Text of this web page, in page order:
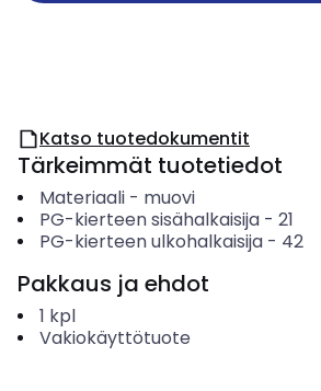
Katso tuotedokumentit
Tärkeimmät tuotetiedot
Materiaali- muovi
PG-kierteen sisähalkaisija- 21
PG-kierteen ulkohalkaisija- 42
Pakkaus ja ehdot
1 kpl
Vakiokäyttötuote